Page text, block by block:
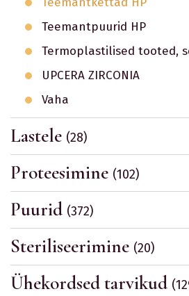
Teemantpuurid HP
Termoplastilised tooted,
UPCERA ZIRCONIA
Vaha
Lastele (28)
Proteesimine (102)
Puurid (372)
Steriliseerimine (20)
Ühekordsed tarvikud